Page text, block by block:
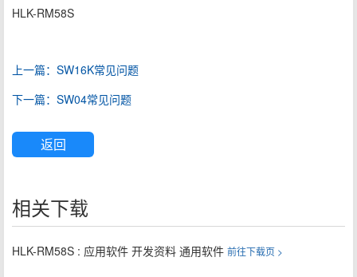
HLK-RM58S
上一篇：SW16K常见问题
下一篇：SW04常见问题
返回
相关下载
HLK-RM58S : 应用软件 开发资料 通用软件 前往下载页 >